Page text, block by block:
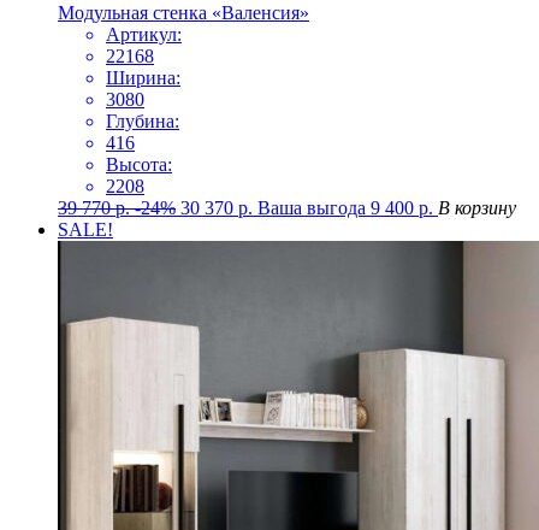
Модульная стенка «Валенсия»
Артикул:
22168
Ширина:
3080
Глубина:
416
Высота:
2208
39 770р. -24% 30 370 р. Ваша выгода 9 400 р. В корзину
SALE!